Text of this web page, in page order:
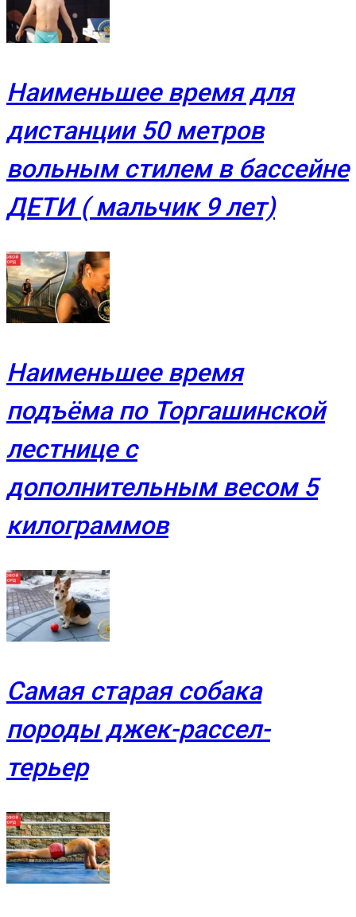
Наименьшее время для
дистанции 50 метров
вольным стилем в бассейне
ДЕТИ ( мальчик 9 лет)
Наименьшее время
подъёма по Торгашинской
лестнице с
дополнительным весом 5
килограммов
Самая старая собака
породы джек-рассел-
терьер